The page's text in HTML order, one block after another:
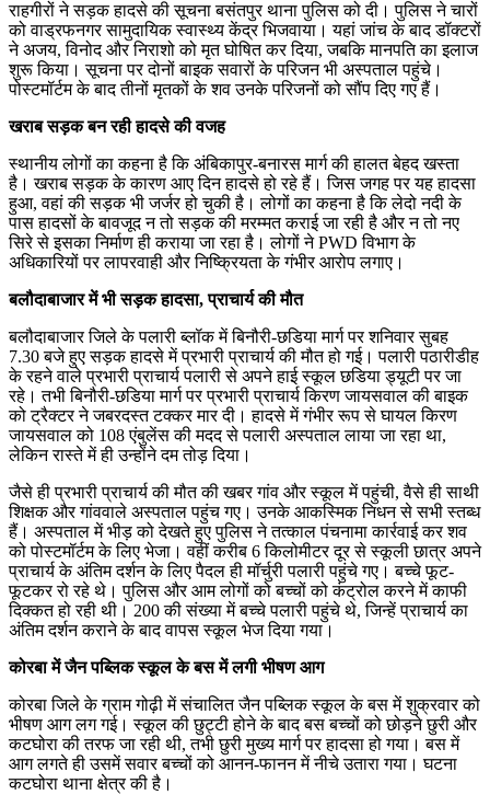
राहगीरों ने सड़क हादसे की सूचना बसंतपुर थाना पुलिस को दी। पुलिस ने चारों
को वाड्रफनगर सामुदायिक स्वास्थ्य केंद्र भिजवाया। यहां जांच के बाद डॉक्टरों
ने अजय, विनोद और निराशो को मृत घोषित कर दिया, जबकि मानपति का इलाज
शुरू किया। सूचना पर दोनों बाइक सवारों के परिजन भी अस्पताल पहुंचे।
पोस्टमॉर्टम के बाद तीनों मृतकों के शव उनके परिजनों को सौंप दिए गए हैं।
खराब सड़क बन रही हादसे की वजह
स्थानीय लोगों का कहना है कि अंबिकापुर-बनारस मार्ग की हालत बेहद खस्ता
है। खराब सड़क के कारण आए दिन हादसे हो रहे हैं। जिस जगह पर यह हादसा
हुआ, वहां की सड़क भी जर्जर हो चुकी है। लोगों का कहना है कि लेदो नदी के
पास हादसों के बावजूद न तो सड़क की मरम्मत कराई जा रही है और न तो नए
सिरे से इसका निर्माण ही कराया जा रहा है। लोगों ने PWD विभाग के
अधिकारियों पर लापरवाही और निष्क्रियता के गंभीर आरोप लगाए।
बलौदाबाजार में भी सड़क हादसा, प्राचार्य की मौत
बलौदाबाजार जिले के पलारी ब्लॉक में बिनौरी-छडिया मार्ग पर शनिवार सुबह
7.30 बजे हुए सड़क हादसे में प्रभारी प्राचार्य की मौत हो गई। पलारी पठारीडीह
के रहने वाले प्रभारी प्राचार्य पलारी से अपने हाई स्कूल छडिया ड्यूटी पर जा
रहे। तभी बिनौरी-छडिया मार्ग पर प्रभारी प्राचार्य किरण जायसवाल की बाइक
को ट्रैक्टर ने जबरदस्त टक्कर मार दी। हादसे में गंभीर रूप से घायल किरण
जायसवाल को 108 एंबुलेंस की मदद से पलारी अस्पताल लाया जा रहा था,
लेकिन रास्ते में ही उन्होंने दम तोड़ दिया।
जैसे ही प्रभारी प्राचार्य की मौत की खबर गांव और स्कूल में पहुंची, वैसे ही साथी
शिक्षक और गांववाले अस्पताल पहुंच गए। उनके आकस्मिक निधन से सभी स्तब्ध
हैं। अस्पताल में भीड़ को देखते हुए पुलिस ने तत्काल पंचनामा कार्रवाई कर शव
को पोस्टमॉर्टम के लिए भेजा। वहीं करीब 6 किलोमीटर दूर से स्कूली छात्र अपने
प्राचार्य के अंतिम दर्शन के लिए पैदल ही मॉर्चुरी पलारी पहुंचे गए। बच्चे फूट-
फूटकर रो रहे थे। पुलिस और आम लोगों को बच्चों को कंट्रोल करने में काफी
दिक्कत हो रही थी। 200 की संख्या में बच्चे पलारी पहुंचे थे, जिन्हें प्राचार्य का
अंतिम दर्शन कराने के बाद वापस स्कूल भेज दिया गया।
कोरबा में जैन पब्लिक स्कूल के बस में लगी भीषण आग
कोरबा जिले के ग्राम गोढ़ी में संचालित जैन पब्लिक स्कूल के बस में शुक्रवार को
भीषण आग लग गई। स्कूल की छुट्टी होने के बाद बस बच्चों को छोड़ने छुरी और
कटघोरा की तरफ जा रही थी, तभी छुरी मुख्य मार्ग पर हादसा हो गया। बस में
आग लगते ही उसमें सवार बच्चों को आनन-फानन में नीचे उतारा गया। घटना
कटघोरा थाना क्षेत्र की है।